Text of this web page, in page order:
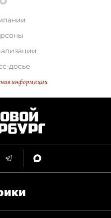
досье
информации